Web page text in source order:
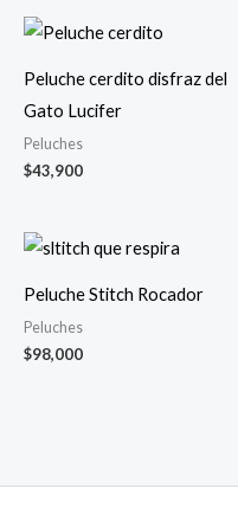
Peluche cerdito disfraz del
Gato Lucifer
Peluches
$43,900
Peluche Stitch Rocador
Peluches
$98,000